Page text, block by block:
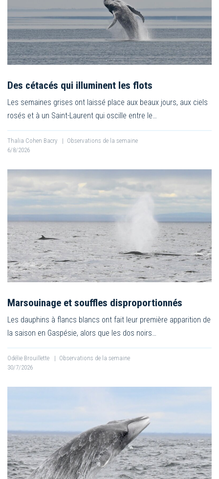
Des cétacés qui illuminent les flots
Les semaines grises ont laissé place aux beaux jours, aux ciels
rosés et à un Saint-Laurent qui oscille entre le…
Thalia Cohen Bacry | Observations de la semaine
6/8/2026
Marsouinage et souffles disproportionnés
Les dauphins à flancs blancs ont fait leur première apparition de
la saison en Gaspésie, alors que les dos noirs…
Odélie Brouillette | Observations de la semaine
30/7/2026